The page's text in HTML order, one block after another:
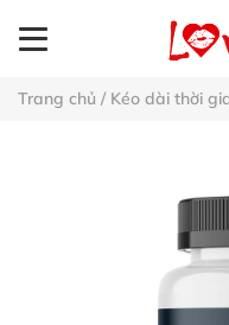
Trang chủ / Kéo dài thời